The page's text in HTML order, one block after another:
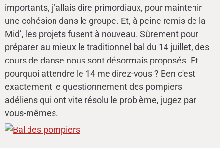
importants, j’allais dire primordiaux, pour maintenir
une cohésion dans le groupe. Et, à peine remis de la
Mid’, les projets fusent à nouveau. Sûrement pour
préparer au mieux le traditionnel bal du 14 juillet, des
cours de danse nous sont désormais proposés. Et
pourquoi attendre le 14 me direz-vous ? Ben c'est
exactement le questionnement des pompiers
adéliens qui ont vite résolu le problème, jugez par
vous-mêmes.